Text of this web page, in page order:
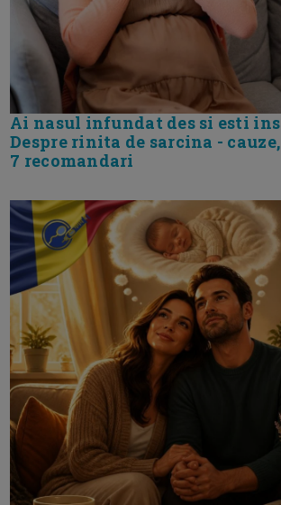
Ai nasul infundat des si esti
Despre rinita de sarcina -
7 recomandari